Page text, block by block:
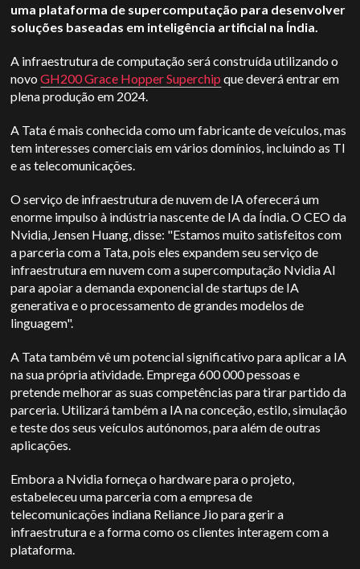
uma plataforma de supercomputação para desenvolver
soluções baseadas em inteligência artificial na Índia.
A infraestrutura de computação será construída utilizando o
novoGH200 Grace Hopper Superchip que deverá entrar em
plena produção em 2024.
A Tata é mais conhecida como um fabricante de veículos, mas
tem interesses comerciais em vários domínios, incluindo as TI
e as telecomunicações.
O serviço de infraestrutura de nuvem de IA oferecerá um
enorme impulso à indústria nascente de IA da Índia. O CEO da
Nvidia, Jensen Huang, disse: "Estamos muito satisfeitos com
a parceria com a Tata, pois eles expandem seu serviço de
infraestrutura em nuvem com a supercomputação Nvidia AI
para apoiar a demanda exponencial de startups de IA
generativa e o processamento de grandes modelos de
linguagem".
A Tata também vê um potencial significativo para aplicar a IA
na sua própria atividade. Emprega 600 000 pessoas e
pretende melhorar as suas competências para tirar partido da
parceria. Utilizará também a IA na conceção, estilo, simulação
e teste dos seus veículos autónomos, para além de outras
aplicações.
Embora a Nvidia forneça o hardware para o projeto,
estabeleceu uma parceria com a empresa de
telecomunicações indiana Reliance Jio para gerir a
infraestrutura e a forma como os clientes interagem com a
plataforma.